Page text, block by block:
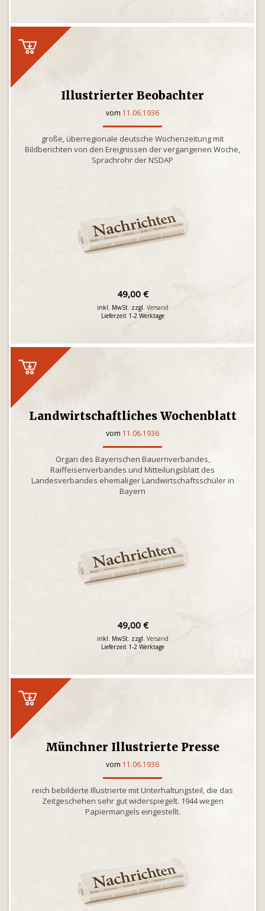
Illustrierter Beobachter
vom 11.06.1936
große, überregionale deutsche Wochenzeitung mit
Bildberichten von den Ereignissen der vergangenen Woche,
Sprachrohr der NSDAP
49,00 €
inkl. MwSt. zzgl. Versand
Lieferzeit 1-2 Werktage
Landwirtschaftliches Wochenblatt
vom 11.06.1936
Organ des Bayerischen Bauernverbandes,
Raiffeisenverbandes und Mitteilungsblatt des
Landesverbandes ehemaliger Landwirtschaftsschüler in
Bayern
49,00 €
inkl. MwSt. zzgl. Versand
Lieferzeit 1-2 Werktage
Münchner Illustrierte Presse
vom 11.06.1936
reich bebilderte Illustrierte mit Unterhaltungsteil, die das
Zeitgeschehen sehr gut widerspiegelt. 1944 wegen
Papiermangels eingestellt.